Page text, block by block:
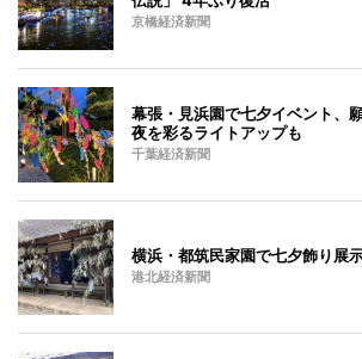
京橋経済新聞
幕張・見浜園で七夕イベント、
夜を彩るライトアップも
千葉経済新聞
横浜・都筑民家園で七夕飾り展
港北経済新聞